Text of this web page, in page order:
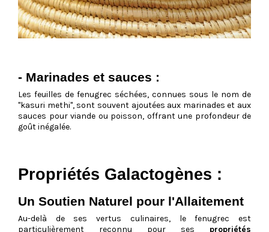
- Marinades et sauces :
Les feuilles de fenugrec séchées, connues sous le nom de
"kasuri methi", sont souvent ajoutées aux marinades et aux
sauces pour viande ou poisson, offrant une profondeur de
goût inégalée.
Propriétés Galactogènes :
Un Soutien Naturel pour l'Allaitement
Au-delà de ses vertus culinaires, le fenugrec est
particulièrement reconnu pour ses propriétés